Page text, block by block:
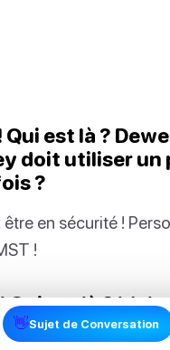
Qui est là ?
doit utiliser
?
être en sécurité !
!
Qui est là ?
Non ! Toi da ho !
👋Sujet de Conversation